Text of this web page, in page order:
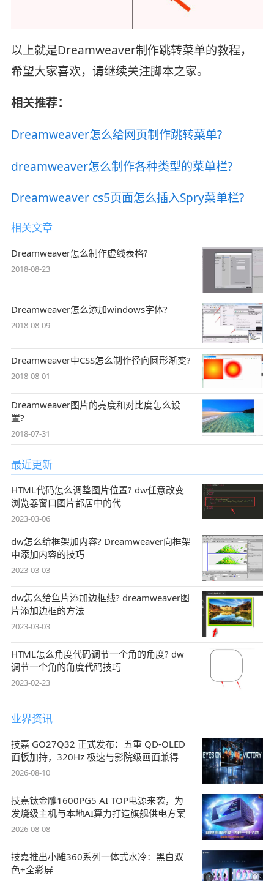
以上就是Dreamweaver制作跳转菜单的教程，
希望大家喜欢，请继续关注脚本之家。
相关推荐：
Dreamweaver怎么给网页制作跳转菜单?
dreamweaver怎么制作各种类型的菜单栏?
Dreamweaver cs5页面怎么插入Spry菜单栏?
相关文章
Dreamweaver怎么制作虚线表格?
2018-08-23
Dreamweaver怎么添加windows字体?
2018-08-09
Dreamweaver中CSS怎么制作径向圆形渐变?
2018-08-01
Dreamweaver图片的亮度和对比度怎么设
置?
2018-07-31
最近更新
HTML代码怎么调整图片位置? dw任意改变
浏览器窗口图片都居中的代
2023-03-06
dw怎么给框架加内容? Dreamweaver向框架
中添加内容的技巧
2023-03-03
dw怎么给鱼片添加边框线? dreamweaver图
片添加边框的方法
2023-03-03
HTML怎么角度代码调节一个角的角度? dw
调节一个角的角度代码技巧
2023-02-23
业界资讯
技嘉 GO27Q32 正式发布：五重 QD-OLED
面板加持，320Hz 极速与影院级画面兼得
2026-08-10
技嘉钛金雕1600PG5 AI TOP电源来袭，为
发烧级主机与本地AI算力打造旗舰供电方案
2026-08-08
技嘉推出小雕360系列一体式水冷：黑白双
色+全彩屏